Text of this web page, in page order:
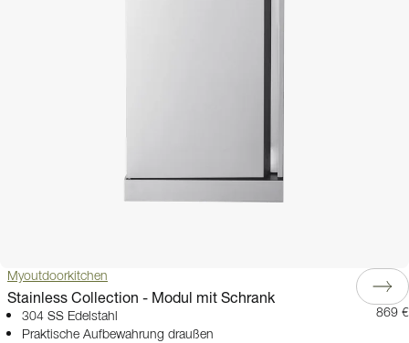
Myoutdoorkitchen
Stainless Collection - Modul mit Schrank
304 SS Edelstahl
Praktische Aufbewahrung draußen
869 €